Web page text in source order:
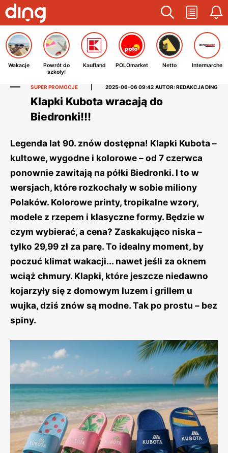
Wakacje
Powrót do
szkoły!
Kaufland POLOmarket Netto Intermarche
SUPER PROMOCJE 2025-06-06 09:42 AUTOR: REDAKCJA DING
Klapki Kubota wracają do
Biedronki!!!
Legenda lat 90. znów dostępna! Klapki Kubota –
kultowe, wygodne i kolorowe – od 7 czerwca
ponownie zawitają na półki Biedronki. I to w
wersjach, które rozkochały w sobie miliony
Polaków. Kolorowe printy, tropikalne wzory,
modele z rzepem i klasyczne formy. Będzie w
czym wybierać, a cena? Zaskakująco niska –
tylko 29,99 zł za parę. To idealny moment, by
poczuć klimat wakacji... nawet jeśli za oknem
wciąż chmury. Klapki, które jeszcze niedawno
kojarzyły się z domowym luzem i grillem u
wujka, dziś znów są modne. Tak po prostu – bez
spiny.